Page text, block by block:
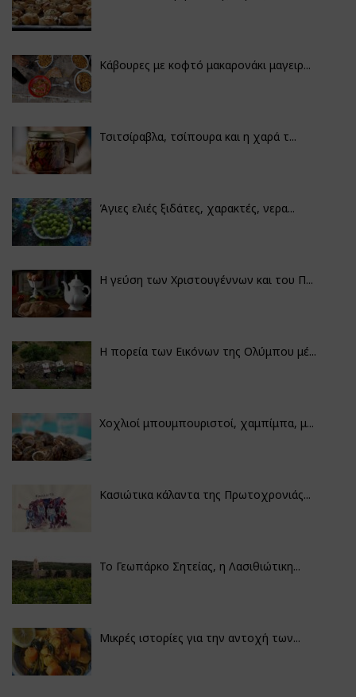
Κάβουρες με κοφτό μακαρονάκι μαγειρ...
Τσιτσίραβλα, τσίπουρα και η χαρά τ...
Άγιες ελιές ξιδάτες, χαρακτές, νερα...
Η γεύση των Χριστουγέννων και του Π...
Η πορεία των Εικόνων της Ολύμπου μέ...
Χοχλιοί μπουμπουριστοί, χαμπίμπα, μ...
Κασιώτικα κάλαντα της Πρωτοχρονιάς...
Το Γεωπάρκο Σητείας, η Λασιθιώτικη...
Μικρές ιστορίες για την αντοχή των...